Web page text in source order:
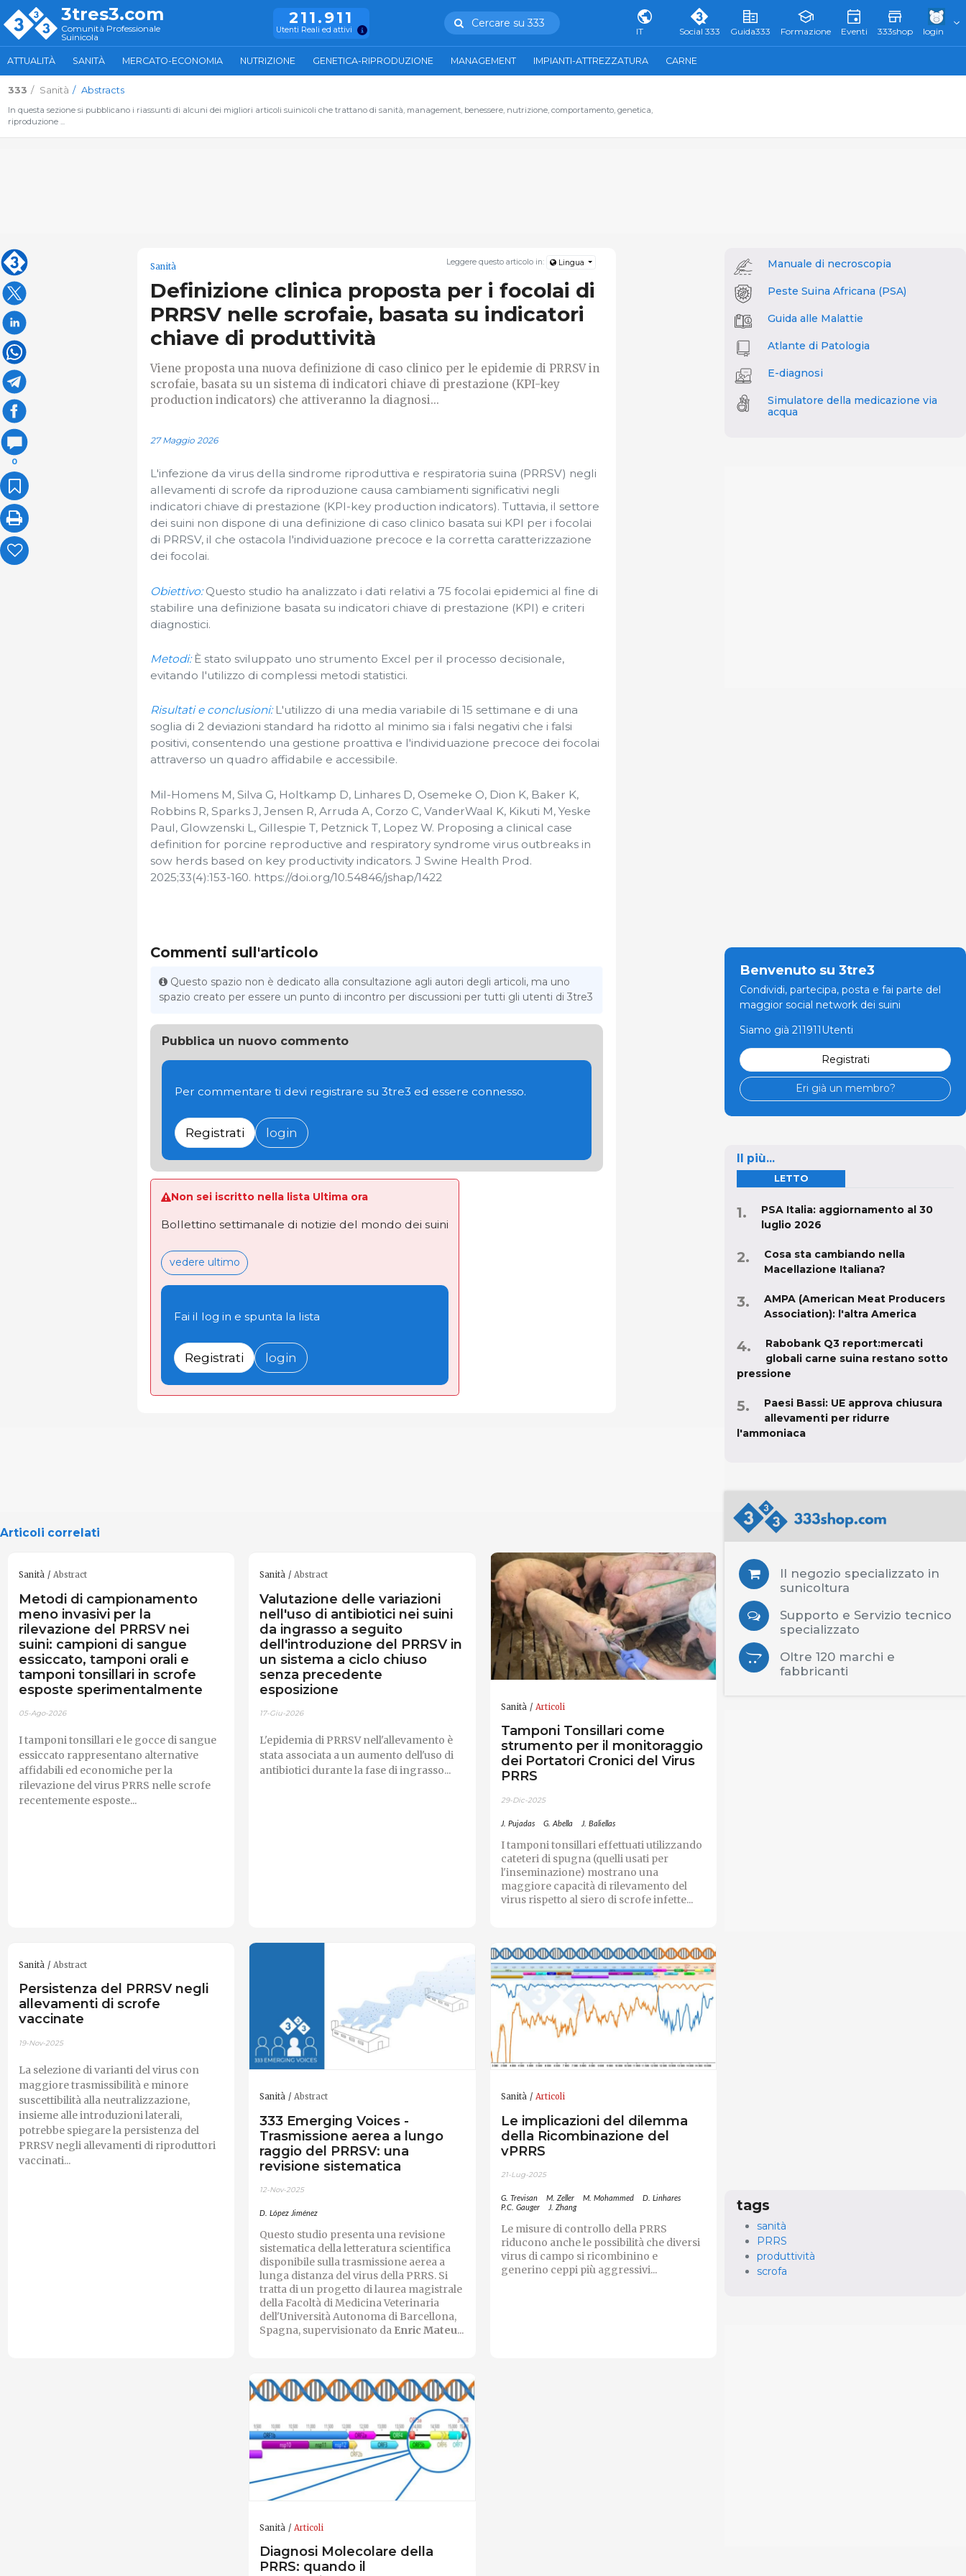
3tres3.com
Comunità Professionale
Suinicola
211.911
Utenti Reali ed attivi
Cercare su 333
IT Social 333 Guida333 Formazione Eventi 333shop login
ATTUALITÀ SANITÀ MERCATO-ECONOMIA NUTRIZIONE GENETICA-RIPRODUZIONE MANAGEMENT IMPIANTI-ATTREZZATURA CARNE
333 Sanità Abstracts
In questa sezione si pubblicano i riassunti di alcuni dei migliori articoli suinicoli che trattano di sanità, management, benessere, nutrizione, comportamento, genetica,
riproduzione ...
0
Leggere questo articolo in: Lingua
Sanità
Definizione clinica proposta per i focolai di
PRRSV nelle scrofaie, basata su indicatori
chiave di produttività
Viene proposta una nuova definizione di caso clinico per le epidemie di PRRSV in
scrofaie, basata su un sistema di indicatori chiave di prestazione (KPI-key
production indicators) che attiveranno la diagnosi...
27 Maggio 2026
L'infezione da virus della sindrome riproduttiva e respiratoria suina (PRRSV) negli
allevamenti di scrofe da riproduzione causa cambiamenti significativi negli
indicatori chiave di prestazione (KPI-key production indicators). Tuttavia, il settore
dei suini non dispone di una definizione di caso clinico basata sui KPI per i focolai
di PRRSV, il che ostacola l'individuazione precoce e la corretta caratterizzazione
dei focolai.
Obiettivo:Questo studio ha analizzato i dati relativi a 75 focolai epidemici al fine di
stabilire una definizione basata su indicatori chiave di prestazione (KPI) e criteri
diagnostici.
Metodi:È stato sviluppato uno strumento Excel per il processo decisionale,
evitando l'utilizzo di complessi metodi statistici.
Risultati e conclusioni:L'utilizzo di una media variabile di 15 settimane e di una
soglia di 2 deviazioni standard ha ridotto al minimo sia i falsi negativi che i falsi
positivi, consentendo una gestione proattiva e l'individuazione precoce dei focolai
attraverso un quadro affidabile e accessibile.
Mil-Homens M, Silva G, Holtkamp D, Linhares D, Osemeke O, Dion K, Baker K,
Robbins R, Sparks J, Jensen R, Arruda A, Corzo C, VanderWaal K, Kikuti M, Yeske
Paul, Glowzenski L, Gillespie T, Petznick T, Lopez W. Proposing a clinical case
definition for porcine reproductive and respiratory syndrome virus outbreaks in
sow herds based on key productivity indicators. J Swine Health Prod.
2025;33(4):153-160. https://doi.org/10.54846/jshap/1422
Commenti sull'articolo
Questo spazio non è dedicato alla consultazione agli autori degli articoli, ma uno
spazio creato per essere un punto di incontro per discussioni per tutti gli utenti di 3tre3
Pubblica un nuovo commento
Per commentare ti devi registrare su 3tre3 ed essere connesso.
Registrati login
Non sei iscritto nella lista Ultima ora
Bollettino settimanale di notizie del mondo dei suini
vedere ultimo
Fai il log in e spunta la lista
Registrati login
Articoli correlati
Sanità Abstract
Metodi di campionamento
meno invasivi per la
rilevazione del PRRSV nei
suini: campioni di sangue
essiccato, tamponi orali e
tamponi tonsillari in scrofe
esposte sperimentalmente
05-Ago-2026
I tamponi tonsillari e le gocce di sangue
essiccato rappresentano alternative
affidabili ed economiche per la
rilevazione del virus PRRS nelle scrofe
recentemente esposte...
Sanità Abstract
Valutazione delle variazioni
nell'uso di antibiotici nei suini
da ingrasso a seguito
dell'introduzione del PRRSV in
un sistema a ciclo chiuso
senza precedente
esposizione
17-Giu-2026
L'epidemia di PRRSV nell'allevamento è
stata associata a un aumento dell'uso di
antibiotici durante la fase di ingrasso...
Sanità Articoli
Tamponi Tonsillari come
strumento per il monitoraggio
dei Portatori Cronici del Virus
PRRS
29-Dic-2025
J. Pujadas G. Abella J. Baliellas
I tamponi tonsillari effettuati utilizzando
cateteri di spugna (quelli usati per
l'inseminazione) mostrano una
maggiore capacità di rilevamento del
virus rispetto al siero di scrofe infette...
Sanità Abstract
Persistenza del PRRSV negli
allevamenti di scrofe
vaccinate
19-Nov-2025
La selezione di varianti del virus con
maggiore trasmissibilità e minore
suscettibilità alla neutralizzazione,
insieme alle introduzioni laterali,
potrebbe spiegare la persistenza del
PRRSV negli allevamenti di riproduttori
vaccinati...
Sanità Abstract
333 Emerging Voices -
Trasmissione aerea a lungo
raggio del PRRSV: una
revisione sistematica
12-Nov-2025
D. López Jiménez
Questo studio presenta una revisione
sistematica della letteratura scientifica
disponibile sulla trasmissione aerea a
lunga distanza del virus della PRRS. Si
tratta di un progetto di laurea magistrale
della Facoltà di Medicina Veterinaria
dell'Università Autonoma di Barcellona, ​​
Spagna, supervisionato da Enric Mateu...
Sanità Articoli
Le implicazioni del dilemma
della Ricombinazione del
vPRRS
21-Lug-2025
G. Trevisan M. Zeller M. Mohammed
D. Linhares
P.C. Gauger
J. Zhang
Le misure di controllo della PRRS
riducono anche le possibilità che diversi
virus di campo si ricombinino e
generino ceppi più aggressivi...
Sanità Articoli
Diagnosi Molecolare della
PRRS: quando il
Manuale di necroscopia
Peste Suina Africana (PSA)
Guida alle Malattie
Atlante di Patologia
E-diagnosi
Simulatore della medicazione via
acqua
Benvenuto su 3tre3
Condividi, partecipa, posta e fai parte del
maggior social network dei suini
Siamo già 211911Utenti
Registrati
Eri già un membro?
Il più...
LETTO
PSA Italia: aggiornamento al 30
luglio 2026
Cosa sta cambiando nella
Macellazione Italiana?
AMPA (American Meat Producers
Association): l'altra America
Rabobank Q3 report:mercati
globali carne suina restano sotto
pressione
Paesi Bassi: UE approva chiusura
allevamenti per ridurre
l'ammoniaca
Il negozio specializzato in
sunicoltura
Supporto e Servizio tecnico
specializzato
Oltre 120 marchi e
fabbricanti
tags
sanità
PRRS
produttività
scrofa